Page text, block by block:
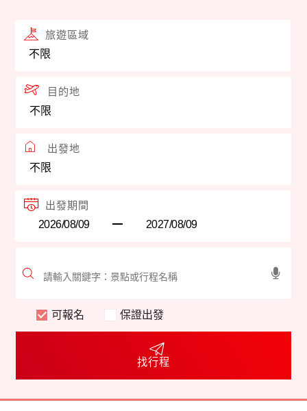
旅遊區域
目的地
出發地
出發期間
可報名 保證出發
找行程